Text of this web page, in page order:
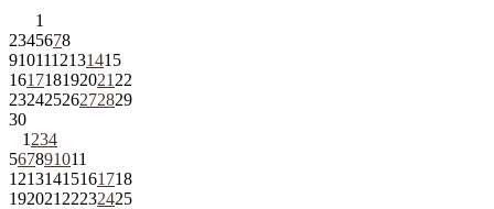
1
2345678
9101112131415
161718192021 22
23242526272829
30
1 234
567891011
12131415161718
192021 22232425